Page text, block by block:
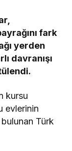
fark
yerden
davranışı
kursu
evlerinin
Türk